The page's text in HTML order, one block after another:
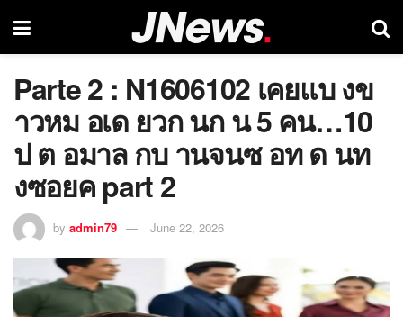
Parte 2 : N1606102 เคยแบ งข
าวหม อเด ยวก นก น 5 คน…10
ป ต อมาล กบ านจนซ อท ด นท
งซอยค part 2
by admin79 June 22, 2026